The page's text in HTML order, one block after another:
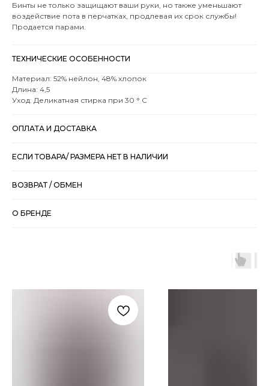
Бинты не только защищают ваши руки, но также уменьшают
воздействие пота в перчатках, продлевая их срок службы!
Продается парами.
ТЕХНИЧЕСКИЕ ОСОБЕННОСТИ
Материал: 52% нейлон, 48% хлопок
Длина: 4,5
Уход: Деликатная стирка при 30 ° C
ОПЛАТА И ДОСТАВКА
ЕСЛИ ТОВАРА/ РАЗМЕРА НЕТ В НАЛИЧИИ
ВОЗВРАТ / ОБМЕН
О БРЕНДЕ